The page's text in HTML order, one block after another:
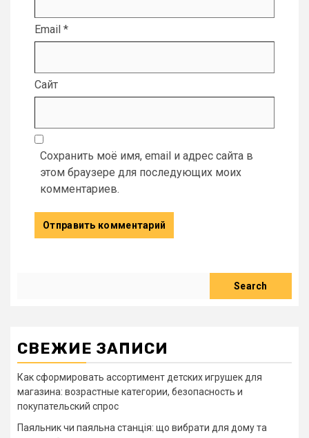
Email *
Сайт
Сохранить моё имя, email и адрес сайта в
этом браузере для последующих моих
комментариев.
Search
СВЕЖИЕ ЗАПИСИ
Как сформировать ассортимент детских игрушек для
магазина: возрастные категории, безопасность и
покупательский спрос
Паяльник чи паяльна станція: що вибрати для дому та